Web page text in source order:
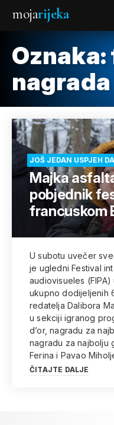
mojarijeka
Oznaka:
nagrada
JOŠ JEDAN USPJEH
Majka
pobjednik
francuskom
U subotu uvečer
je ugledni Festival
audiovisueles
ukupno dodijeljenih
redatelja Dalibora
u sekciji igranog
d’or, nagradu za
nagradu za najbolju
Ferina i Pavao
ČITAJTE DALJE